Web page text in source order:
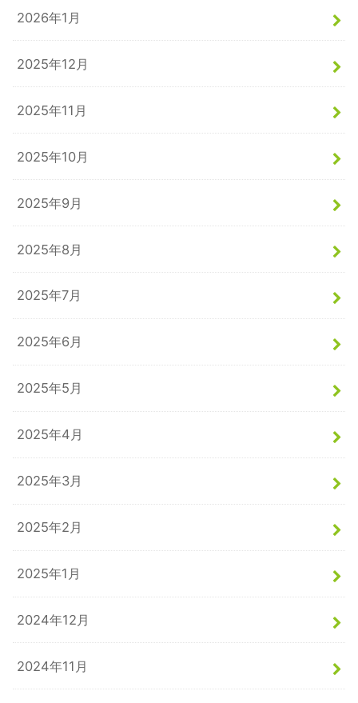
2026年1月
2025年12月
2025年11月
2025年10月
2025年9月
2025年8月
2025年7月
2025年6月
2025年5月
2025年4月
2025年3月
2025年2月
2025年1月
2024年12月
2024年11月